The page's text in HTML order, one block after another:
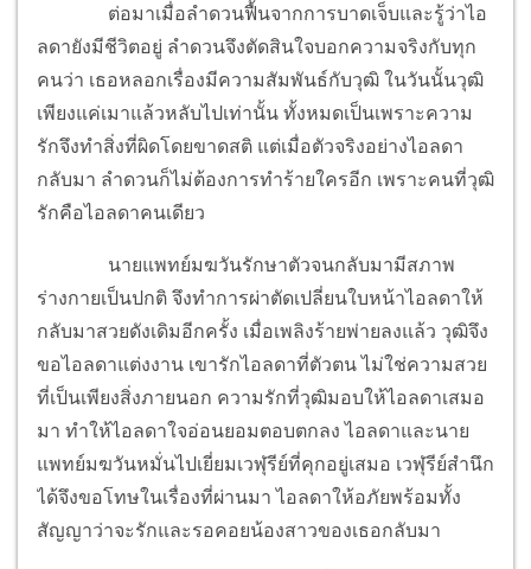
ต่อมาเมื่อลำดวนฟื้นจากการบาดเจ็บและรู้ว่าไอ
ลดายังมีชีวิตอยู่ ลำดวนจึงตัดสินใจบอกความจริงกับทุก
คนว่า เธอหลอกเรื่องมีความสัมพันธ์กับวุฒิ ในวันนั้นวุฒิ
เพียงแค่เมาแล้วหลับไปเท่านั้น ทั้งหมดเป็นเพราะความ
รักจึงทำสิ่งที่ผิดโดยขาดสติ แต่เมื่อตัวจริงอย่างไอลดา
กลับมา ลำดวนก็ไม่ต้องการทำร้ายใครอีก เพราะคนที่วุฒิ
รักคือไอลดาคนเดียว
นายแพทย์มฆวันรักษาตัวจนกลับมามีสภาพ
ร่างกายเป็นปกติ จึงทำการผ่าตัดเปลี่ยนใบหน้าไอลดาให้
กลับมาสวยดังเดิมอีกครั้ง เมื่อเพลิงร้ายพ่ายลงแล้ว วุฒิจึง
ขอไอลดาแต่งงาน เขารักไอลดาที่ตัวตน ไม่ใช่ความสวย
ที่เป็นเพียงสิ่งภายนอก ความรักที่วุฒิมอบให้ไอลดาเสมอ
มา ทำให้ไอลดาใจอ่อนยอมตอบตกลง ไอลดาและนาย
แพทย์มฆวันหมั่นไปเยี่ยมเวฬุรีย์ที่คุกอยู่เสมอ เวฬุรีย์สำนึก
ได้จึงขอโทษในเรื่องที่ผ่านมา ไอลดาให้อภัยพร้อมทั้ง
สัญญาว่าจะรักและรอคอยน้องสาวของเธอกลับมา